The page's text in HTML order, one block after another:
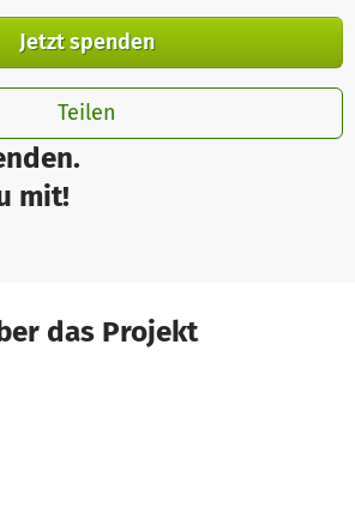
mit!
Jetzt spenden
Teilen
das Projekt